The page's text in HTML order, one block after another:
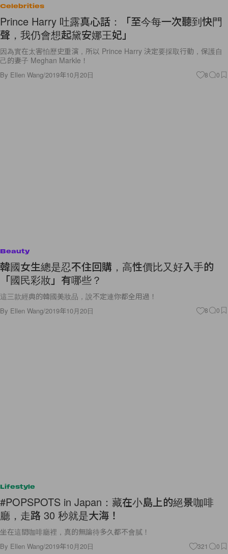
Celebrities
Prince Harry 吐露真心話：「至今每一次聽到快門
聲，我仍會想起黛安娜王妃」
因為實在太害怕歷史重演，所以 Prince Harry 決定要採取行動，保護自
己的妻子 Meghan Markle！
By Ellen Wang/2019年10月20日 8 0
Beauty
韓國女生總是忍不住回購，高性價比又好入手的
「國民彩妝」有哪些？
這三款經典的韓國美妝品，說不定連你都全用過！
By Ellen Wang/2019年10月20日 8 0
Lifestyle
#POPSPOTS in Japan：藏在小島上的絕景咖啡
廳，走路 30 秒就是大海！
坐在這間咖啡廳裡，真的無論待多久都不會膩！
By Ellen Wang/2019年10月20日 321 0